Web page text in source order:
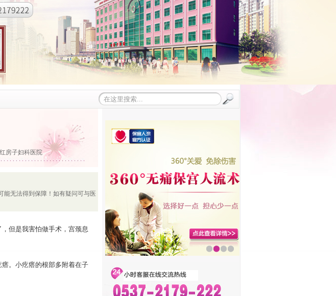
房子妇科医院
能无法得到保障！如有疑问可与医
，但是我害怕做手术，宫颈息
。小疙瘩的根部多附着在子
1 2 3 4